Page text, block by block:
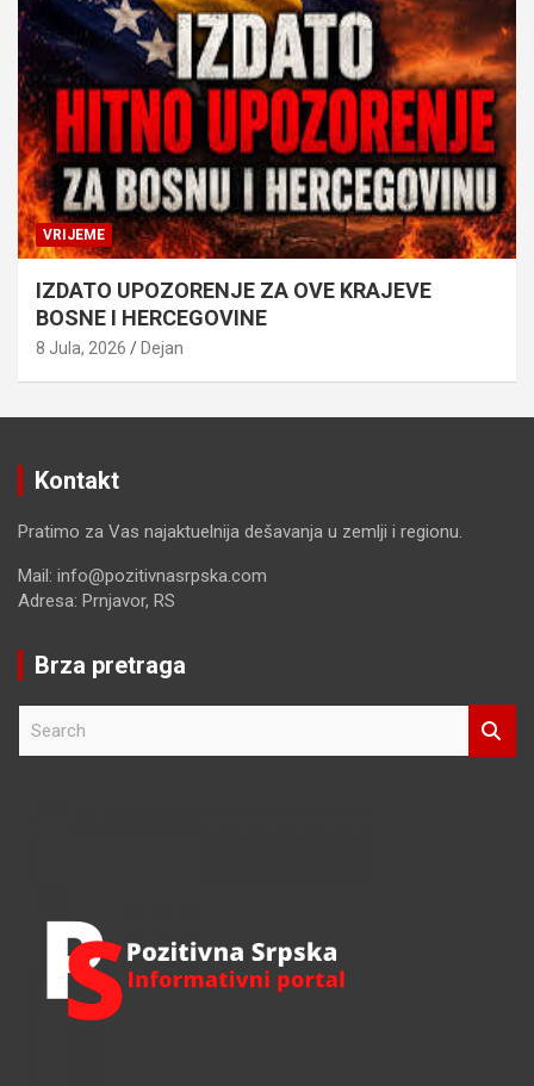
VRIJEME
IZDATO UPOZORENJE ZA OVE KRAJEVE
BOSNE I HERCEGOVINE
8 Jula, 2026 Dejan
Kontakt
Pratimo za Vas najaktuelnija dešavanja u zemlji i regionu.
Mail: info@pozitivnasrpska.com
Adresa: Prnjavor, RS
Brza pretraga